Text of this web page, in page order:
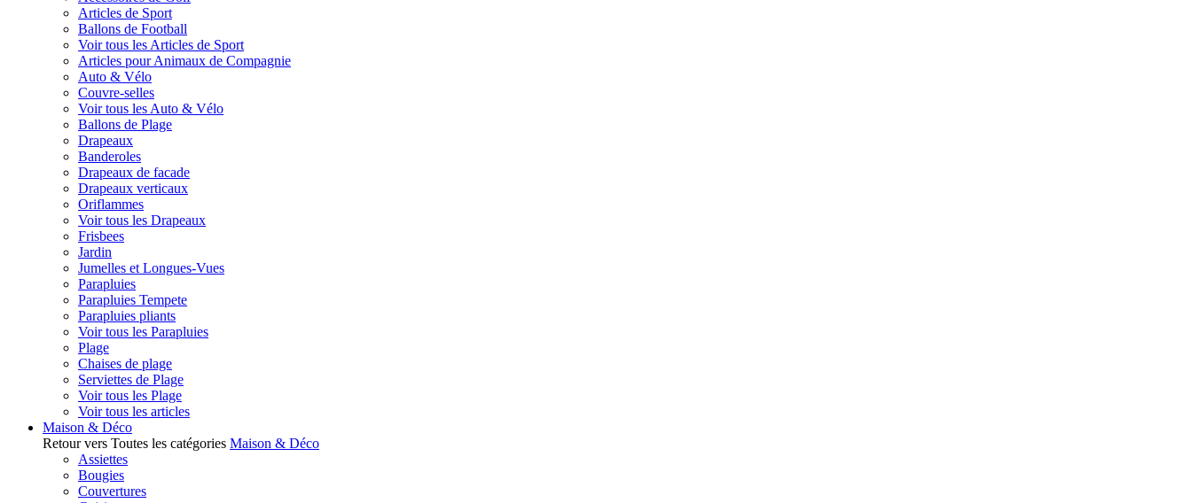
Articles de Sport
Ballons de Football
Voir tous les Articles de Sport
Articles pour Animaux de Compagnie
Auto & Vélo
Couvre-selles
Voir tous les Auto & Vélo
Ballons de Plage
Drapeaux
Banderoles
Drapeaux de facade
Drapeaux verticaux
Oriflammes
Voir tous les Drapeaux
Frisbees
Jardin
Jumelles et Longues-Vues
Parapluies
Parapluies Tempete
Parapluies pliants
Voir tous les Parapluies
Plage
Chaises de plage
Serviettes de Plage
Voir tous les Plage
Voir tous les articles
Maison & Déco
Retour vers Toutes les catégories Maison & Déco
Assiettes
Bougies
Couvertures